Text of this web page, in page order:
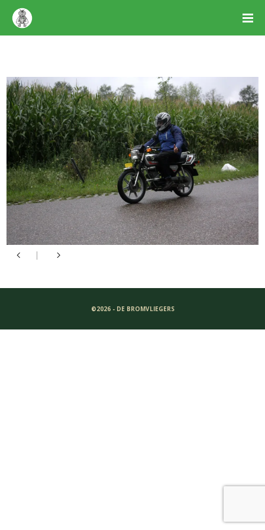
©2026 - DE BROMVLIEGERS